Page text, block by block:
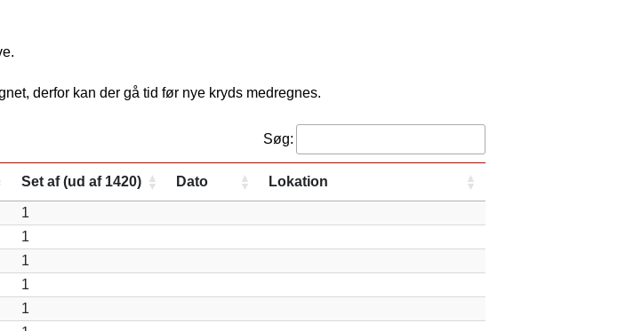
derfor kan der gå tid før nye kryds medregnes.
Søg:
Set af (ud af 1420) Dato Lokation
1
1
1
1
1